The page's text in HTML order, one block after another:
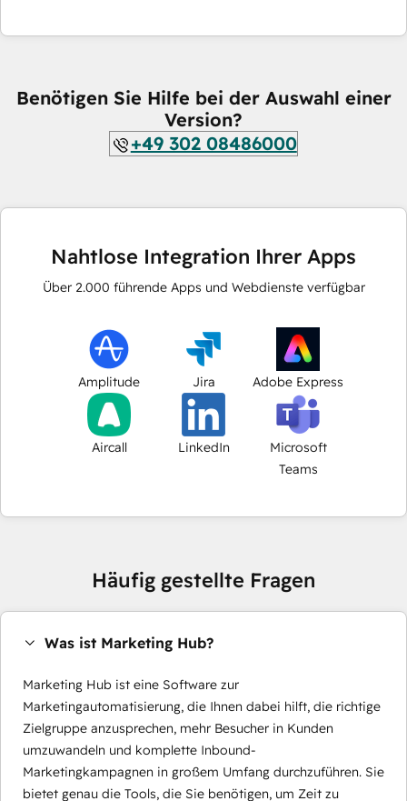
Benötigen Sie Hilfe bei der Auswahl einer
Version?
+49 302 08486000
Nahtlose Integration Ihrer Apps
Über 2.000 führende Apps und Webdienste verfügbar
Amplitude Jira Adobe Express
Aircall LinkedIn
Microsoft
Teams
Häufig gestellte Fragen
Was ist Marketing Hub?
Marketing Hub ist eine Software zur
Marketingautomatisierung, die Ihnen dabei hilft, die richtige
Zielgruppe anzusprechen, mehr Besucher in Kunden
umzuwandeln und komplette Inbound-
Marketingkampagnen in großem Umfang durchzuführen. Sie
bietet genau die Tools, die Sie benötigen, um Zeit zu